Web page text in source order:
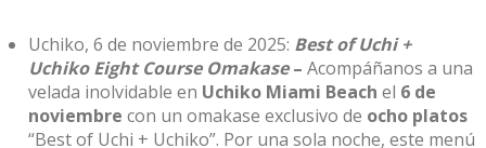
Uchiko, 6 de noviembre de 2025: Best of Uchi +
Uchiko Eight Course Omakase– Acompáñanos a una
velada inolvidable en Uchiko Miami Beach el 6 de
noviembre con un omakase exclusivo de ocho platos
“Best of Uchi + Uchiko”. Por una sola noche, este menú